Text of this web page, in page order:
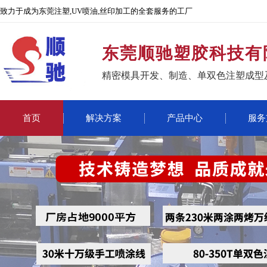
致力于成为东莞注塑,UV喷油,丝印加工的全套服务的工厂
东莞顺驰塑胶科技
精密模具开发、制造、单双色注塑成
首页 解决方案 产品中心 服